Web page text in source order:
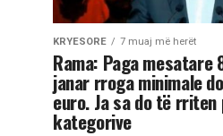
KRYESORE 7 muaj më herët
Rama: Paga mesatare
janar rroga minimale
euro. Ja sa do të
kategorive